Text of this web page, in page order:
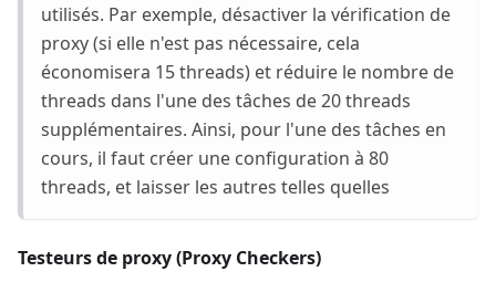
utilisés. Par exemple, désactiver la vérification de
proxy (si elle n'est pas nécessaire, cela
économisera 15 threads) et réduire le nombre de
threads dans l'une des tâches de 20 threads
supplémentaires. Ainsi, pour l'une des tâches en
cours, il faut créer une configuration à 80
threads, et laisser les autres telles quelles
Testeurs de proxy (Proxy Checkers)